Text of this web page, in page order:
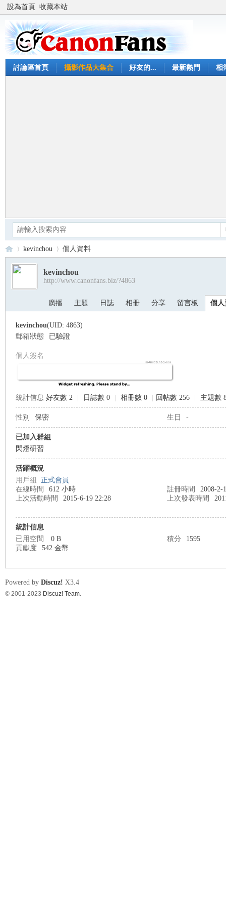
設為首頁 收藏本站
討論區首頁 攝影作品大集合 好友的... 最新熱門 相
Ca
an
›
kevinchou 個人資料
kevinchou
http://www.canonfans.biz/?4863
廣播 主題 日誌 相冊 分享 留言板 個人
kevinchou(UID: 4863)
郵箱狀態
已驗證
個人簽名
統計信息 好友數 2 日誌數 0 相冊數 0 回帖數 256 主題數
性別 保密 生日 -
已加入群組
閃燈研習
活躍概況
用戶組 正式會員
在線時間
612 小時 註冊時間
2008-2-
上次活動時間
2015-6-19 22:28 上次發表時間
統計信息
已用空間
0 B 積分
1595
貢獻度
542 金幣
Powered by Discuz! X3.4
© 2001-2023 Discuz! Team.